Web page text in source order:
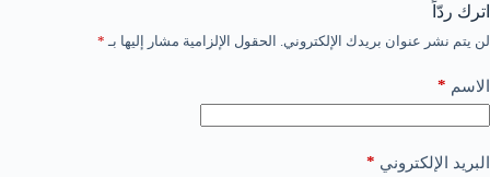
اترك ردّاً
لن يتم نشر عنوان بريدك الإلكتروني. الحقول الإلزامية مشار إليها بـ *
الاسم *
البريد الإلكتروني *